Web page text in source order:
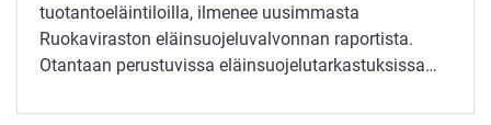
tuotantoeläintiloilla, ilmenee uusimmasta
Ruokaviraston eläinsuojeluvalvonnan raportista.
Otantaan perustuvissa eläinsuojelutarkastuksissa…